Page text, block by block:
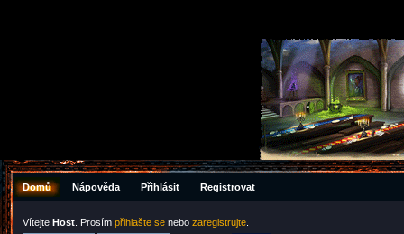
Domů Nápověda Přihlásit Registrovat
Vítejte Host . Prosím přihlašte se nebo zaregistrujte